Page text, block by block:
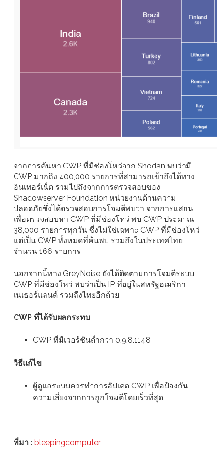
จากการค้นหา CWP ที่มีช่องโหว่จาก Shodan พบว่ามี
CWP มากถึง 400,000 รายการที่สามารถเข้าถึงได้ทาง
อินเทอร์เน็ต รวมไปถึงจากการตรวจสอบของ
Shadowserver Foundation หน่วยงานด้านความ
ปลอดภัยซึ่งได้ตรวจสอบการโจมตีพบว่า จากการแสกน
เพื่อตรวจสอบหา CWP ที่มีช่องโหว่ พบ CWP ประมาณ
38,000 รายการทุกวัน ซึ่งไม่ใช่เฉพาะ CWP ที่มีช่องโหว่
แต่เป็น CWP ทั้งหมดที่ค้นพบ รวมถึงในประเทศไทย
จำนวน 166 รายการ
นอกจากนี้ทาง GreyNoise ยังได้ติดตามการโจมตีระบบ
CWP ที่มีช่องโหว่ พบว่าเป็น IP ที่อยู่ในสหรัฐอเมริกา
เนเธอร์แลนด์ รวมถึงไทยอีกด้วย
CWP ที่ได้รับผลกระทบ
CWP ที่มีเวอร์ชันต่ำกว่า 0.9.8.1148
วิธีแก้ไข
ผู้ดูแลระบบควรทำการอัปเดต CWP เพื่อป้องกัน
ความเสี่ยงจากการถูกโจมตีโดยเร็วที่สุด
ที่มา : bleepingcomputer